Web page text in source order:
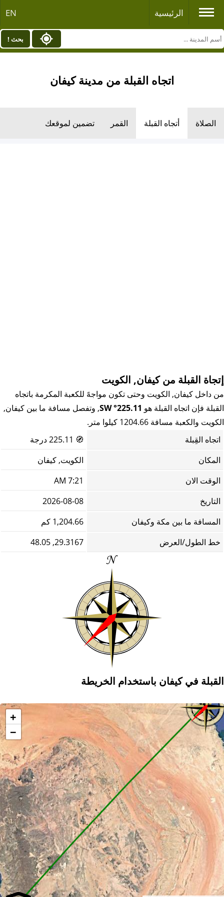
الرئيسية EN
بحث !
اتجاه القبلة من مدينة كيفان
الصلاة أتجاه القبلة القمر تضمين لموقعك
إتجاة القبلة من كيفان, الكويت
من داخل كيفان, الكويت وحتى تكون مواجهً للكعبة المكرمة باتجاه
القبلة فإن اتجاه القبلة هو 225.11° SW
, وتفصل مسافة ما بين كيفان,
الكويت والكعبة مسافة 1204.66 كيلوا متر.
اتجاه القِبلة
🧭
المكان
الكويت, كيفان
الوقت الان
7:21 AM
التاريخ
2026-08-08
المسافة ما بين مكة وكيفان
1,204.66 كم
خط الطول/العرض
29.3167, 48.05
القبلة في كيفان باستخدام الخريطة
+
−